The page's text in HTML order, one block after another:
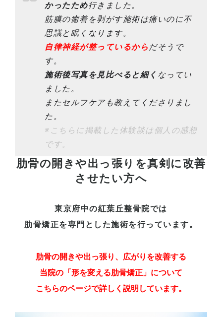
かったため行きました。
筋膜の癒着を剥がす施術は痛いのに不
思議と眠くなります。
自律神経が整っているから だそうで
す。
施術後写真を見比べると細く なってい
ました。
またセルフケアも教えてくださりまし
た。
※こちらに掲載した体験談は個人の感想
です。
肋骨の開きや出っ張りを真剣に改善
させたい方へ
東京府中の紅葉丘整骨院では
肋骨矯正を専門とした施術を行っています。
肋骨の開きや出っ張り、広がりを改善する
当院の「形を変える肋骨矯正」について
こちらのページで詳しく説明しています。